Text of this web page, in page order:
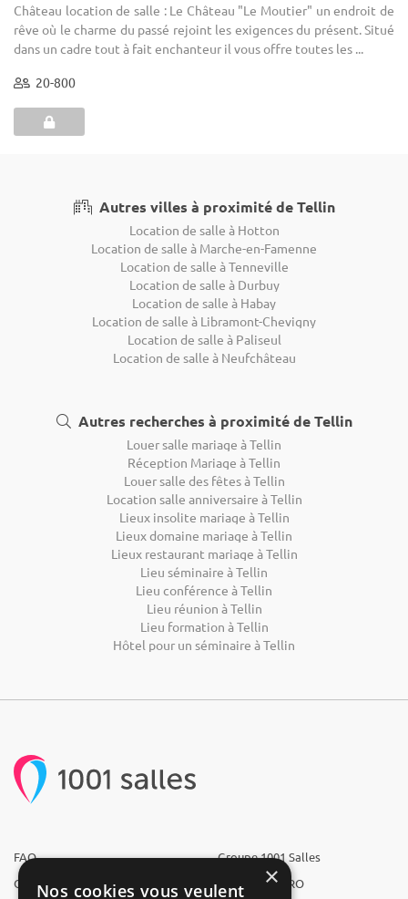
Château location de salle : Le Château "Le Moutier" un endroit de
rêve où le charme du passé rejoint les exigences du présent. Situé
dans un cadre tout à fait enchanteur il vous offre toutes les ...
20-800
Autres villes à proximité de Tellin
Location de salle à Hotton
Location de salle à Marche-en-Famenne
Location de salle à Tenneville
Location de salle à Durbuy
Location de salle à Habay
Location de salle à Libramont-Chevigny
Location de salle à Paliseul
Location de salle à Neufchâteau
Autres recherches à proximité de Tellin
Louer salle mariage à Tellin
Réception Mariage à Tellin
Louer salle des fêtes à Tellin
Location salle anniversaire à Tellin
Lieux insolite mariage à Tellin
Lieux domaine mariage à Tellin
Lieux restaurant mariage à Tellin
Lieu séminaire à Tellin
Lieu conférence à Tellin
Lieu réunion à Tellin
Lieu formation à Tellin
Hôtel pour un séminaire à Tellin
FAQ
Qui sommes-nous ?
Groupe 1001 Salles
1001 Salles PRO
×
Nos cookies vous veulent